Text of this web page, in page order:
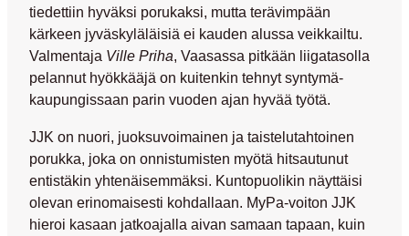
tiedettiin hyväksi porukaksi, mutta terävimpään
kärkeen jyväskyläläisiä ei kauden alussa veikkailtu.
Valmentaja Ville Priha, Vaasassa pitkään liigatasolla
pelannut hyökkääjä on kuitenkin tehnyt syntymä-
kaupungissaan parin vuoden ajan hyvää työtä.
JJK on nuori, juoksuvoimainen ja taistelutahtoinen
porukka, joka on onnistumisten myötä hitsautunut
entistäkin yhtenäisemmäksi. Kuntopuolikin näyttäisi
olevan erinomaisesti kohdallaan. MyPa-voiton JJK
hieroi kasaan jatkoajalla aivan samaan tapaan, kuin